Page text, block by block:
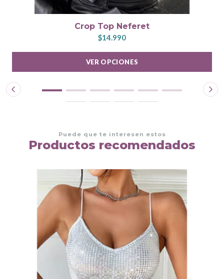
Crop Top Neferet
$14.990
VER OPCIONES
Puede que te interesen estos
Productos recomendados